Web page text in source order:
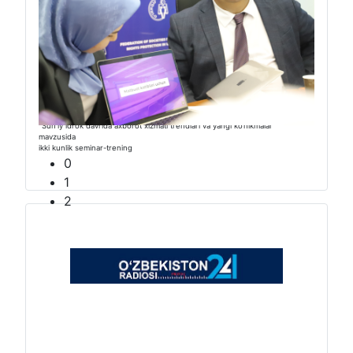
“Sunʼiy idrok davrida axborot xizmati trendlari va yangi ko‘nikmalar”
mavzusida
ikki kunlik seminar-trening
0
1
2